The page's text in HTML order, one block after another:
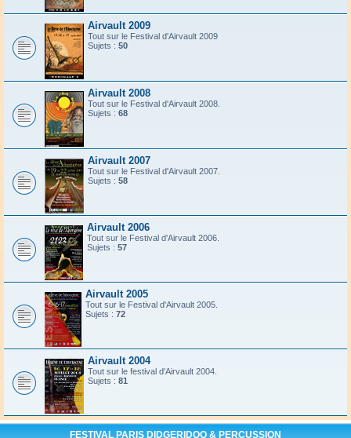
Airvault 2009
Tout sur le Festival d'Airvault 2009
Sujets : 50
Airvault 2008
Tout sur le Festival d'Airvault 2008.
Sujets : 68
Airvault 2007
Tout sur le Festival d'Airvault 2007.
Sujets : 58
Airvault 2006
Tout sur le Festival d'Airvault 2006.
Sujets : 57
Airvault 2005
Tout sur le Festival d'Airvault 2005.
Sujets : 72
Airvault 2004
Tout sur le festival d'Airvault 2004.
Sujets : 81
FESTIVAL PARIS DIDGERIDOO & PERCUSSION